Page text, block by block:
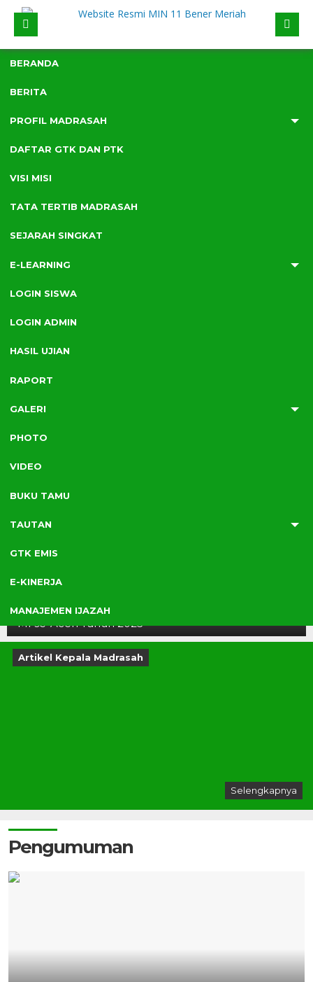
BERANDA
BERITA
PROFIL MADRASAH
DAFTAR GTK DAN PTK
VISI MISI
TATA TERTIB MADRASAH
SEJARAH SINGKAT
E-LEARNING
LOGIN SISWA
LOGIN ADMIN
HASIL UJIAN
RAPORT
GALERI
PHOTO
VIDEO
BUKU TAMU
TAUTAN
GTK EMIS
E-KINERJA
MANAJEMEN IJAZAH
MIN 11 Bener Meriah
Penutupan Tusi Kepala MI se-Aceh 2025
MIN 11 Bener Meriah Ikuti Penguatan Tusi Kepala
MI se-Aceh Tahun 2025
Artikel Kepala Madrasah
Selengkapnya
Pengumuman
19 JUN 2025
19 JUN 2025
16 JUN 2025